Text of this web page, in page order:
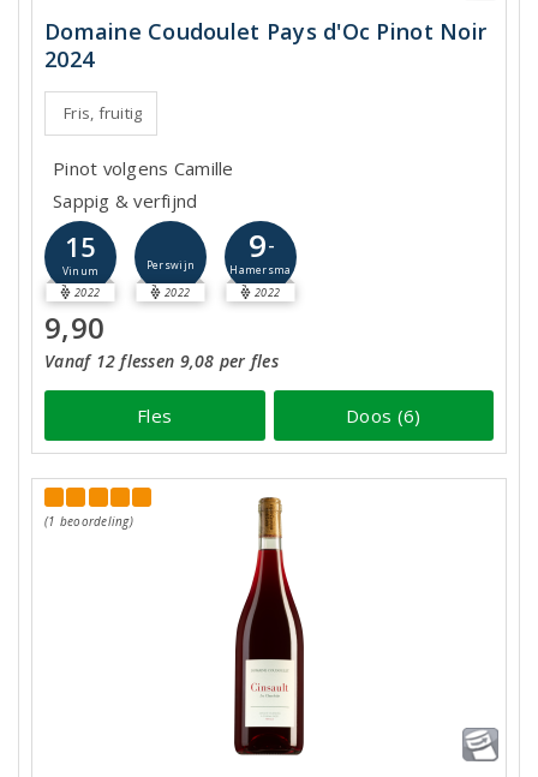
Domaine Coudoulet Pays d'Oc Pinot Noir
2024
Fris, fruitig
Pinot volgens Camille
Sappig & verfijnd
15
Vinum
2022
Perswijn
2022
9-
Hamersma
2022
9,90
Vanaf 12 flessen 9,08 per fles
Fles Doos (6)
(1 beoordeling)